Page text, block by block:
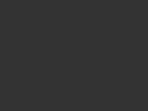
より個人情報を
の提供
を行った企業による
・合否の検討を含み